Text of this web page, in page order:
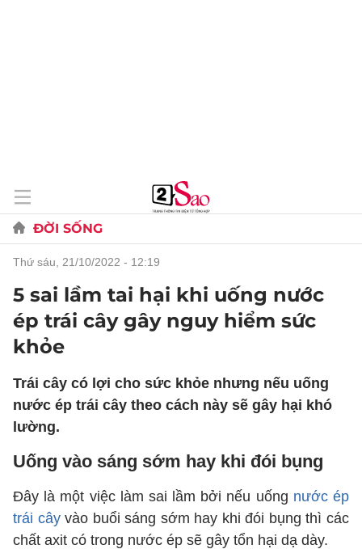
ĐỜI SỐNG
thứ sáu, 21/10/2022 - 12:19
5 sai lầm tai hại khi uống nước
ép trái cây gây nguy hiểm sức
khỏe
Trái cây có lợi cho sức khỏe nhưng nếu uống
nước ép trái cây theo cách này sẽ gây hại khó
lường.
Uống vào sáng sớm hay khi đói bụng
Đây là một việc làm sai lầm bởi nếu uống nước ép
trái câyvào buổi sáng sớm hay khi đói bụng thì các
chất axit có trong nước ép sẽ gây tổn hại dạ dày.